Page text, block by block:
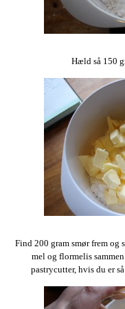
Hæld så 150
Find 200 gram smør frem og
mel og flormelis
pastrycutter, hvis du er